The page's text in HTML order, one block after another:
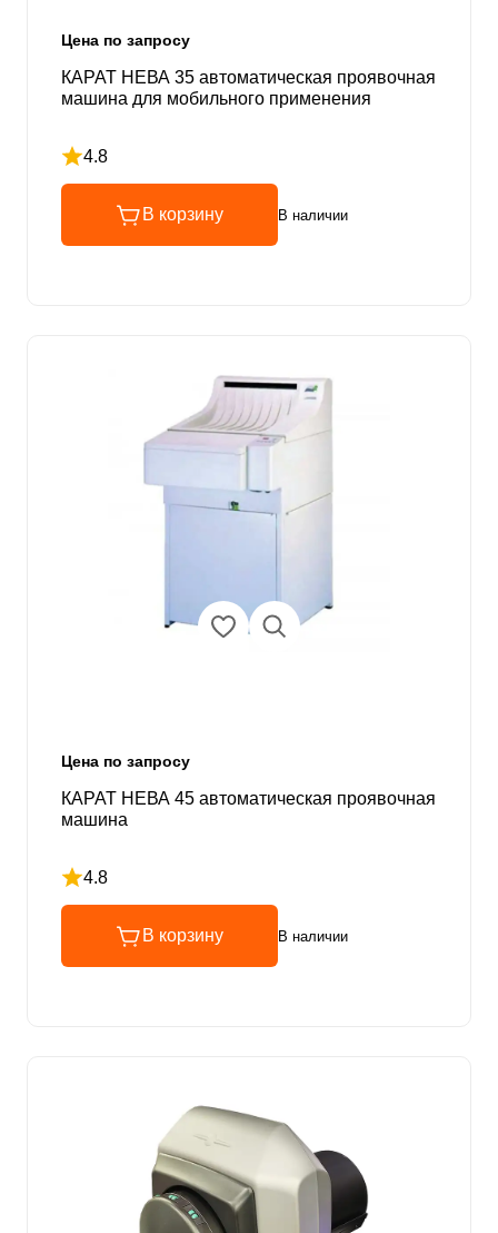
Цена по запросу
КАРАТ НЕВА 35 автоматическая проявочная
машина для мобильного применения
4.8
Рейтинг 4.8 из 5
В корзину В наличии
Цена по запросу
КАРАТ НЕВА 45 автоматическая проявочная
машина
4.8
Рейтинг 4.8 из 5
В корзину В наличии